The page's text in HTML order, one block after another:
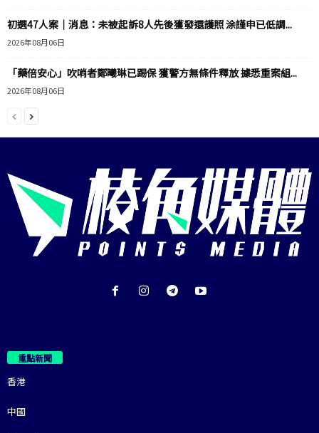
初選47人案｜消息：未被起訴8人先後獲發還護照 涂謹申已低調...
2026年08月06日
「藥倍安心」吹哨者鄭曦琳已踢保 獲警方無條件釋放 據悉重案組...
2026年08月06日
重點新聞
香港
中國